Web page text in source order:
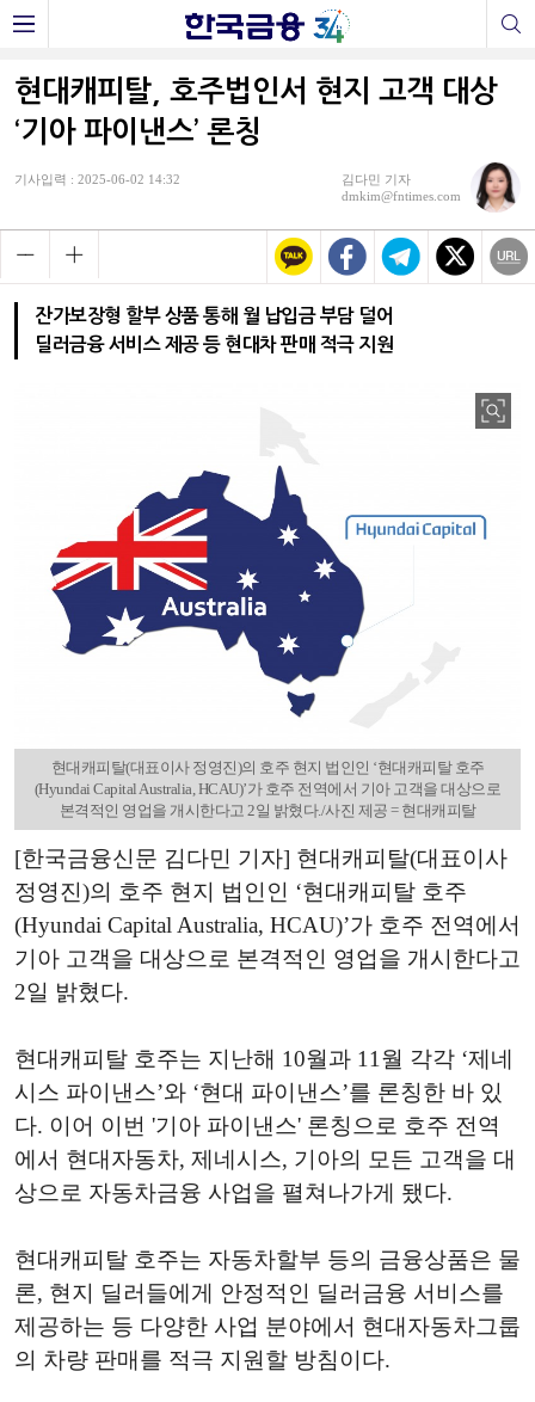
현대캐피탈, 호주법인서 현지 고객 대상
‘기아 파이낸스’ 론칭
기사입력 : 2025-06-02 14:32
김다민 기자
dmkim@fntimes.com
잔가보장형 할부 상품 통해 월 납입금 부담 덜어
딜러금융 서비스 제공 등 현대차 판매 적극 지원
현대캐피탈(대표이사 정영진)의 호주 현지 법인인 ‘현대캐피탈 호주
(Hyundai Capital Australia, HCAU)’가 호주 전역에서 기아 고객을 대상으로
본격적인 영업을 개시한다고 2일 밝혔다./사진 제공 = 현대캐피탈
[한국금융신문 김다민 기자] 현대캐피탈(대표이사
정영진)의 호주 현지 법인인 ‘현대캐피탈 호주
(Hyundai Capital Australia, HCAU)’가 호주 전역에서
기아 고객을 대상으로 본격적인 영업을 개시한다고
2일 밝혔다.
현대캐피탈 호주는 지난해 10월과 11월 각각 ‘제네
시스 파이낸스’와 ‘현대 파이낸스’를 론칭한 바 있
다. 이어 이번 '기아 파이낸스' 론칭으로 호주 전역
에서 현대자동차, 제네시스, 기아의 모든 고객을 대
상으로 자동차금융 사업을 펼쳐나가게 됐다.
현대캐피탈 호주는 자동차할부 등의 금융상품은 물
론, 현지 딜러들에게 안정적인 딜러금융 서비스를
제공하는 등 다양한 사업 분야에서 현대자동차그룹
의 차량 판매를 적극 지원할 방침이다.